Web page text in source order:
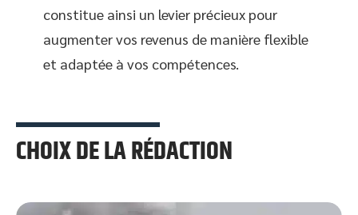
constitue ainsi un levier précieux pour
augmenter vos revenus de manière flexible
et adaptée à vos compétences.
CHOIX DE LA RÉDACTION